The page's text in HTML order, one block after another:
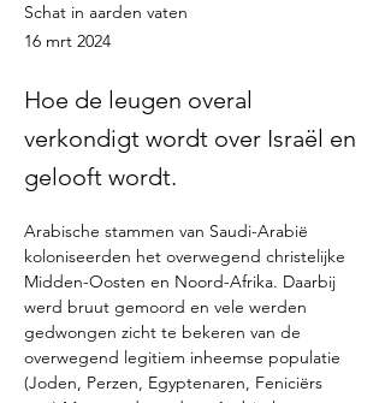
Schat in aarden vaten
16 mrt 2024
Hoe de leugen overal
verkondigt wordt over Israël en
gelooft wordt.
Arabische stammen van Saudi-Arabië
koloniseerden het overwegend christelijke
Midden-Oosten en Noord-Afrika. Daarbij
werd bruut gemoord en vele werden
gedwongen zicht te bekeren van de
overwegend legitiem inheemse populatie
(Joden, Perzen, Egyptenaren, Feniciërs